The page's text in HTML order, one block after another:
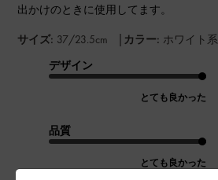
出かけのときに使用してます。
サイズ: 37/23.5cm | カラー: ホワイト系
デザイン
とても良かった
品質
とても良かった